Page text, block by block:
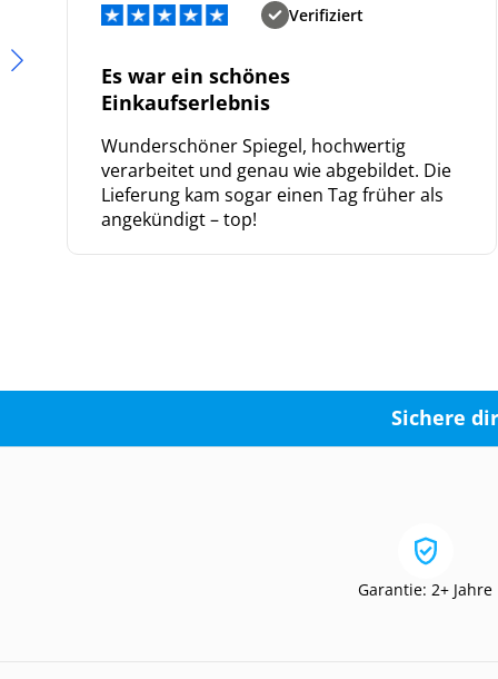
Verifiziert
Es war ein schönes
Einkaufserlebnis
Wunderschöner Spiegel, hochwertig
verarbeitet und genau wie abgebildet. Die
Lieferung kam sogar einen Tag früher als
angekündigt – top!
Sichere
Garantie: 2+ Jahre